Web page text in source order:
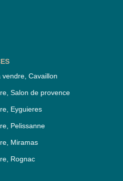
Cavaillon
Salon de provence
Eyguieres
Pelissanne
Miramas
Rognac